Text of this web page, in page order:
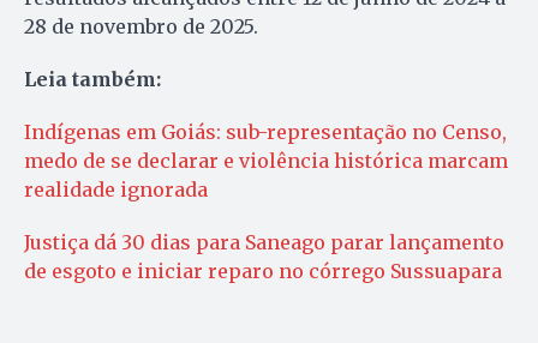
28 de novembro de 2025.
Leia também:
Indígenas em Goiás: sub-representação no Censo,
medo de se declarar e violência histórica marcam
realidade ignorada
Justiça dá 30 dias para Saneago parar lançamento
de esgoto e iniciar reparo no córrego Sussuapara